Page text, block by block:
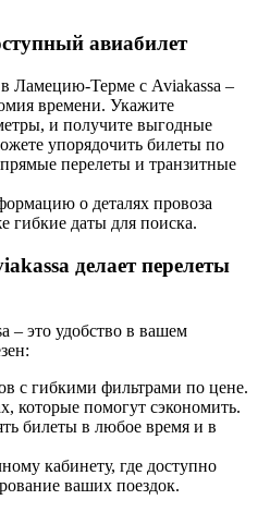
авиабилет
Ламецию-Терме с Aviakassa –
времени. Укажите
и получите выгодные
упорядочить билеты по
перелеты и транзитные
о деталях провоза
гибкие даты для поиска.
делает перелеты
– это удобство в вашем
с гибкими фильтрами по цене.
которые помогут сэкономить.
билеты в любое время и в
кабинету, где доступно
ваших поездок.